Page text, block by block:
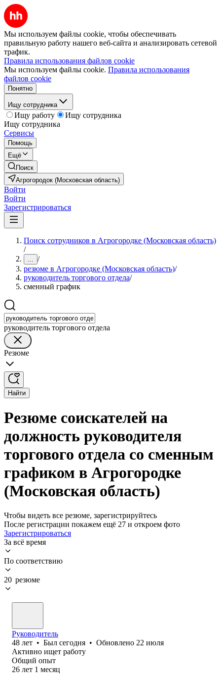
Мы используем файлы cookie, чтобы обеспечивать
правильную работу нашего веб-сайта и анализировать сетевой
трафик.
Правила использования файлов cookie
Мы используем файлы cookie. Правила использования
файлов cookie
Понятно
Ищу сотрудника
Ищу работу
Ищу сотрудника
Ищу сотрудника
Сервисы
Помощь
Ещё
Поиск
Агрогородок (Московская область)
Войти
Войти
Зарегистрироваться
Поиск сотрудников в Агрогородке (Московская область)
/
... /
резюме в Агрогородке (Московская область)/
руководитель торгового отдела/
сменный график
руководитель торгового отдела
Резюме
Найти
Резюме соискателей на
должность руководителя
торгового отдела со сменным
графиком в Агрогородке
(Московская область)
Чтобы видеть все резюме, зарегистрируйтесь
После регистрации покажем ещё 27 и откроем фото
Зарегистрироваться
За всё время
По соответствию
20 резюме
Руководитель
48 лет • Был сегодня • Обновлено 22 июля
Активно ищет работу
Общий опыт
26 лет 1 месяц